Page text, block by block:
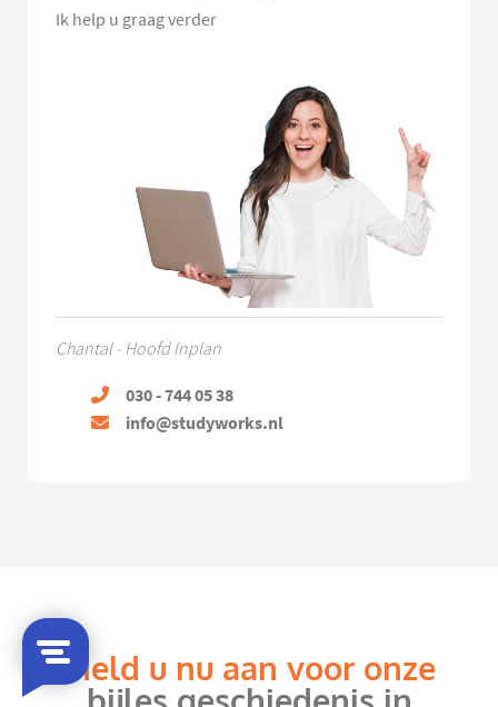
Ik help u graag verder
Chantal - Hoofd Inplan
030 - 744 05 38
info@studyworks.nl
Meld u nu aan voor onze